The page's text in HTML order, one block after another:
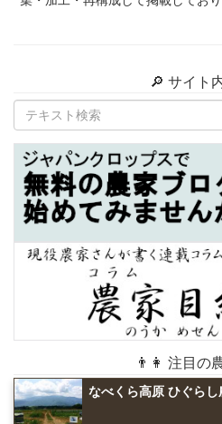
🔎 サイト
👨👩 注目の
なべくら高原 ひぐら